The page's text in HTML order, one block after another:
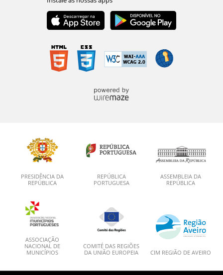
PRESIDÊNCIA DA
REPÚBLICA
REPÚBLICA
PORTUGUESA
ASSEMBLEIA DA
REPÚBLICA
ASSOCIAÇÃO
NACIONAL DE
MUNICÍPIOS
COMITÉ DAS REGIÕES
DA UNIÃO EUROPEIA
CIM REGIÃO DE AVEIRO